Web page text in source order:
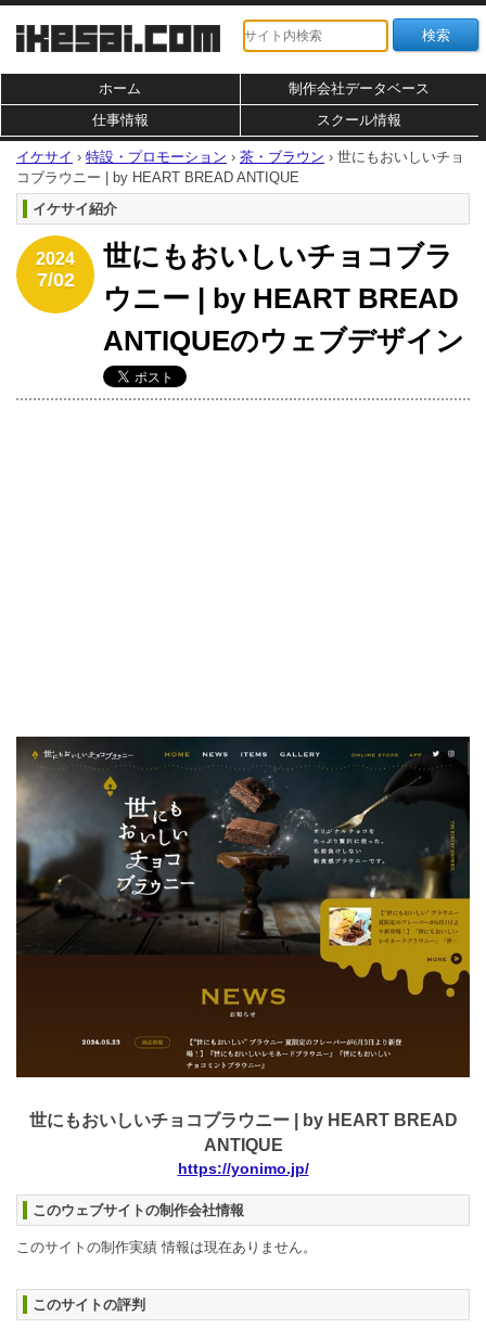
ホーム
制作会社データベース
仕事情報
スクール情報
イケサイ › 特設・プロモーション › 茶・ブラウン › 世にもおいしいチョ
コブラウニー | by HEART BREAD ANTIQUE
イケサイ紹介
2024
7/02
世にもおいしいチョコブラ
ウニー | by HEART BREAD
ANTIQUEのウェブデザイン
世にもおいしいチョコブラウニー | by HEART BREAD
ANTIQUE
https://yonimo.jp/
このウェブサイトの制作会社情報
このサイトの制作実績 情報は現在ありません。
このサイトの評判